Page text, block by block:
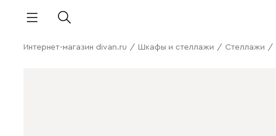
Интернет-магазин divan.ru / Шкафы и стеллажи / Стеллажи /